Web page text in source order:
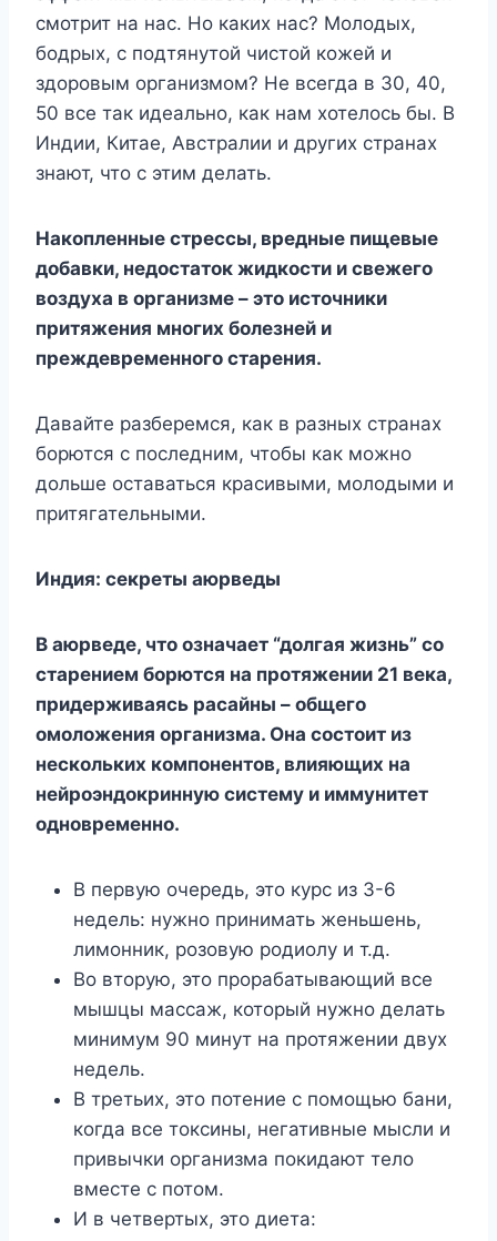
смотрит на нас. Но каких нас? Молодых,
бодрых, с подтянутой чистой кожей и
здоровым организмом? Не всегда в 30, 40,
50 все так идеально, как нам хотелось бы. В
Индии, Китае, Австралии и других странах
знают, что с этим делать.
Накопленные стрессы, вредные пищевые
добавки, недостаток жидкости и свежего
воздуха в организме – это источники
притяжения многих болезней и
преждевременного старения.
Давайте разберемся, как в разных странах
борются с последним, чтобы как можно
дольше оставаться красивыми, молодыми и
притягательными.
Индия: секреты аюрведы
В аюрведе, что означает “долгая жизнь” со
старением борются на протяжении 21 века,
придерживаясь расайны – общего
омоложения организма. Она состоит из
нескольких компонентов, влияющих на
нейроэндокринную систему и иммунитет
одновременно.
В первую очередь, это курс из 3-6
недель: нужно принимать женьшень,
лимонник, розовую родиолу и т.д.
Во вторую, это прорабатывающий все
мышцы массаж, который нужно делать
минимум 90 минут на протяжении двух
недель.
В третьих, это потение с помощью бани,
когда все токсины, негативные мысли и
привычки организма покидают тело
вместе с потом.
И в четвертых, это диета: